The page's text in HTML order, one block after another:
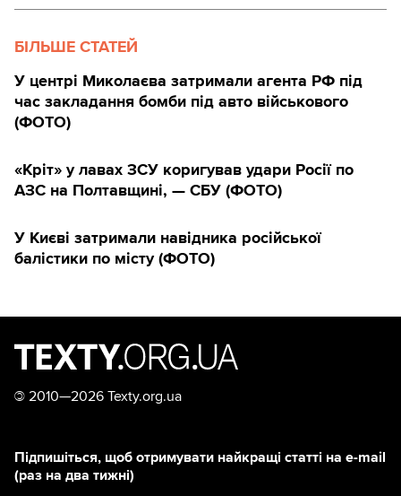
БІЛЬШЕ СТАТЕЙ
У центрі Миколаєва затримали агента РФ під
час закладання бомби під авто військового
(ФОТО)
«Кріт» у лавах ЗСУ коригував удари Росії по
АЗС на Полтавщині, — СБУ (ФОТО)
У Києві затримали навідника російської
балістики по місту (ФОТО)
© 2010—2026 Texty.org.ua
Підпишіться, щоб отримувати найкращі статті на e-mail
(раз на два тижні)